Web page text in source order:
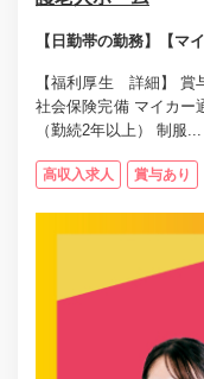
【日勤帯の勤務】【マ
【福利厚生 詳細】 賞
社会保険完備 マイカー
（勤続2年以上） 制服...
高収入求人 賞与あり